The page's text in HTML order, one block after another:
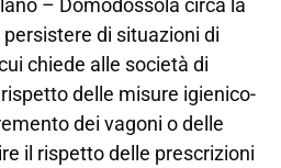
– Domodossola circa la
di situazioni di
chiede alle società di
delle misure igienico-
dei vagoni o delle
il rispetto delle prescrizioni